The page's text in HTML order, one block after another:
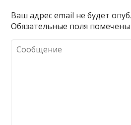
Ваш адрес email не будет
Обязательные поля